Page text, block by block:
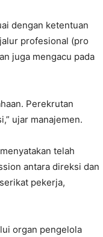
dengan ketentuan
profesional (pro
juga mengacu pada
Perekrutan
ujar manajemen.
telah
antara direksi dan
pekerja,
organ pengelola